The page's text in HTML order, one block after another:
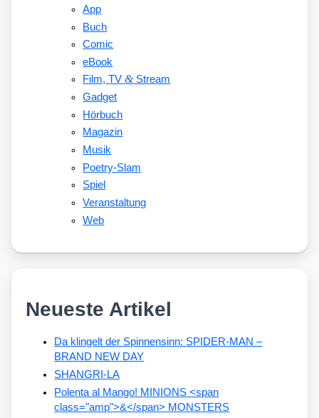
App
Buch
Comic
eBook
Film, TV&Stream
Gadget
Hörbuch
Magazin
Musik
Poetry-Slam
Spiel
Veranstaltung
Web
Neueste Artikel
Da klingelt der Spinnensinn: SPIDER-MAN –
BRAND NEW DAY
SHANGRI-LA
Polenta al Mango! MINIONS <span
class="amp">&</span> MONSTERS